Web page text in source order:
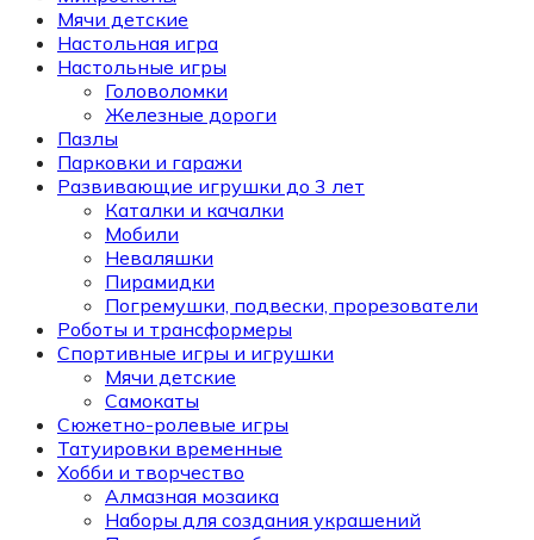
Мячи детские
Настольная игра
Настольные игры
Головоломки
Железные дороги
Пазлы
Парковки и гаражи
Развивающие игрушки до 3 лет
Каталки и качалки
Мобили
Неваляшки
Пирамидки
Погремушки, подвески, прорезователи
Роботы и трансформеры
Спортивные игры и игрушки
Мячи детские
Самокаты
Сюжетно-ролевые игры
Татуировки временные
Хобби и творчество
Алмазная мозаика
Наборы для создания украшений